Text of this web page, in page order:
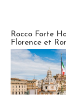
Rocco Forte
Florence et